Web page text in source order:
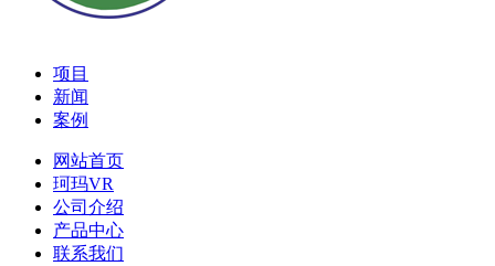
项目
新闻
案例
网站首页
珂玛VR
公司介绍
产品中心
联系我们